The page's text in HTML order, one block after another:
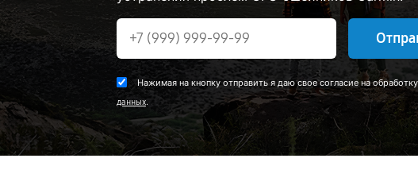
Нажимая на кнопку отправить я даю свое согласие на
данных.